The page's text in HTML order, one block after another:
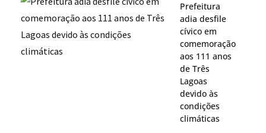
Prefeitura
adia desfile
cívico em
comemoração
aos 111 anos
de Três
Lagoas
devido às
condições
climáticas